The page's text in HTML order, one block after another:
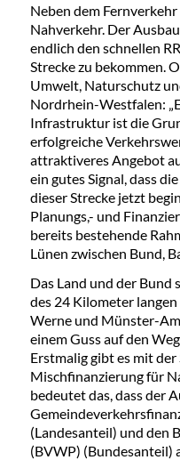
Neben dem
Nahverkehr. Der
endlich den schnellen
Strecke zu bekommen.
Umwelt, Naturschutz
Nordrhein-Westfalen:
Infrastruktur ist die
erfolgreiche
attraktiveres Angebot
ein gutes Signal, dass
dieser Strecke jetzt
Planungs,- und
bereits bestehende
Lünen zwischen Bund,
Das Land und der Bund
des 24 Kilometer
Werne und Münster-
einem Guss auf den
Erstmalig gibt es mit der
Mischfinanzierung für
bedeutet das, dass der
(Landesanteil) und den
(BVWP) (Bundesanteil)